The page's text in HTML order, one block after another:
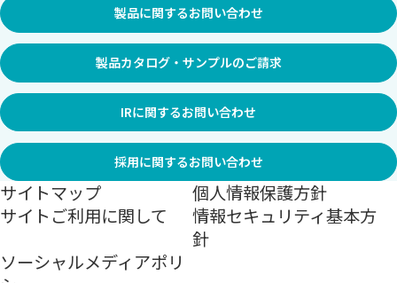
製品に関するお問い合わせ
製品カタログ・サンプルのご請求
IRに関するお問い合わせ
採用に関するお問い合わせ
サイトマップ
個人情報保護方針
サイトご利用に関して
情報セキュリティ基本方
針
ソーシャルメディアポリ